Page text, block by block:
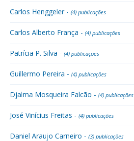
Carlos Henggeler - (4) publicações
Carlos Alberto França - (4) publicações
Patrícia P. Silva - (4) publicações
Guillermo Pereira - (4) publicações
Djalma Mosqueira Falcão - (4) publicações
José Vinícius Freitas - (4) publicações
Daniel Araujo Carneiro - (3) publicações